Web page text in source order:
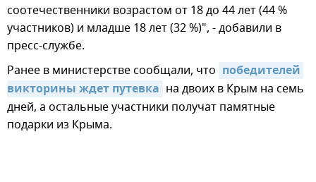
соотечественники возрастом от 18 до 44 лет (44 %
участников) и младше 18 лет (32 %)", - добавили в
пресс-службе.
Ранее в министерстве сообщали, что победителей
викторины ждет путевка на двоих в Крым на семь
дней, а остальные участники получат памятные
подарки из Крыма.